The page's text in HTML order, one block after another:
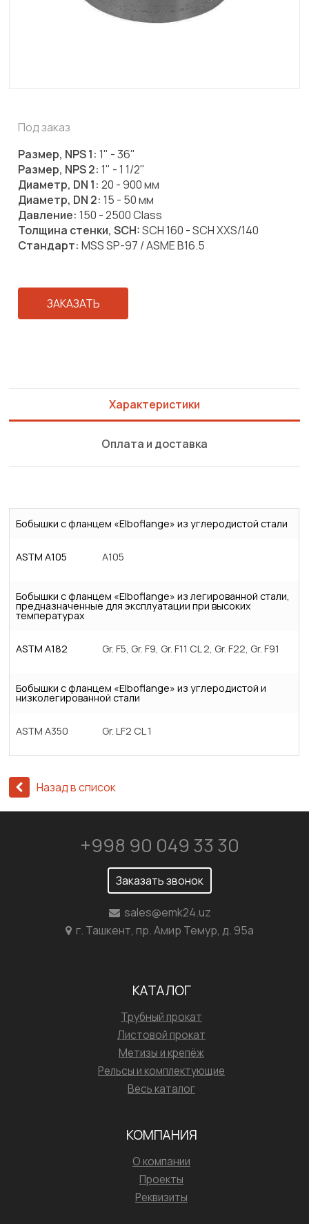
Под заказ
Размер, NPS 1: 1" - 36"
Размер, NPS 2: 1" - 1 1/2"
Диаметр, DN 1: 20 - 900 мм
Диаметр, DN 2: 15 - 50 мм
Давление: 150 - 2500 Class
Толщина стенки, SCH:SCH 160 - SCH XXS/140
Стандарт: MSS SP-97 / ASME B16.5
ЗАКАЗАТЬ
Характеристики
Оплата и доставка
Бобышки с фланцем «Elboflange» из углеродистой стали
ASTM A105 A105
Бобышки с фланцем «Elboflange» из легированной стали,
предназначенные для эксплуатации при высоких
температурах
ASTM A182 Gr. F5, Gr. F9, Gr. F11 CL 2, Gr. F22, Gr. F91
Бобышки с фланцем «Elboflange» из углеродистой и
низколегированной стали
ASTM A350 Gr. LF2 CL 1
Назад в список
+998 90 049 33 30
Заказать звонок
sales@emk24.uz
г. Ташкент, пр. Амир Темур, д. 95а
КАТАЛОГ
Трубный прокат
Листовой прокат
Метизы и крепёж
Рельсы и комплектующие
Весь каталог
КОМПАНИЯ
О компании
Проекты
Реквизиты